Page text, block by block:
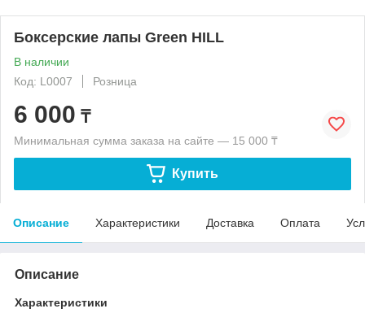
Боксерские лапы Green HILL
В наличии
Код: L0007
Розница
6 000 ₸
Минимальная сумма заказа на сайте — 15 000 ₸
Купить
Описание Характеристики Доставка Оплата
Описание
Характеристики